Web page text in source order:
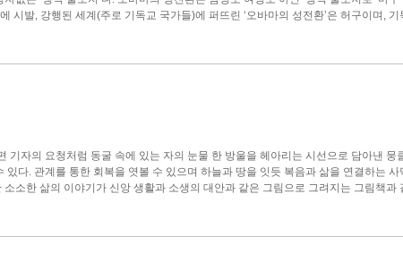
시발, 강행된 세계(주로 기독교 국가들)에 퍼뜨린 ‘오바마의 성전환’은 허구이며,
기자의 요청처럼 동굴 속에 있는 자의 눈물 한 방울을 헤아리는 시선으로 담아낸 뭉
다. 관계를 통한 회복을 엿볼 수 있으며 하늘과 땅을 잇듯 복음과 삶을 연결하는 사
소한 삶의 이야기가 신앙 생활과 소생의 대안과 같은 그림으로 그려지는 그림책과